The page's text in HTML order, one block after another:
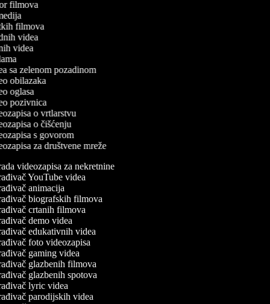
filmova
filmova
videa
videa
sa zelenom pozadinom
obilazaka
oglasa
pozivnica
o vrtlarstvu
o čišćenju
s govorom
za društvene mreže
videozapisa za nekretnine
YouTube videa
animacija
biografskih filmova
crtanih filmova
demo videa
edukativnih videa
foto videozapisa
gaming videa
glazbenih filmova
glazbenih spotova
lyric videa
parodijskih videa